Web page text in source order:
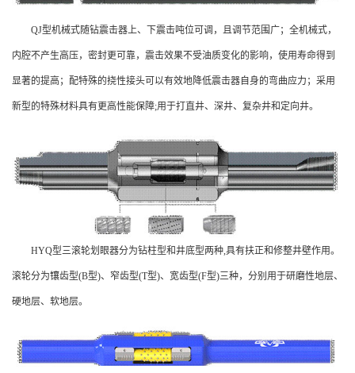
QJ型机械式随钻震击器上、下震击吨位可调，且调节范围广；全机械式，
内腔不产生高压，密封更可靠，震击效果不受油质变化的影响，使用寿命得到
显著的提高；配特殊的挠性接头可以有效地降低震击器自身的弯曲应力；采用
新型的特殊材料具有更高性能保障;用于打直井、深井、复杂井和定向井。
HYQ型三滚轮划眼器分为钻柱型和井底型两种,具有扶正和修整井壁作用。
滚轮分为镶齿型(B型)、窄齿型(T型)、宽齿型(F型)三种，分别用于研磨性地层、
硬地层、软地层。